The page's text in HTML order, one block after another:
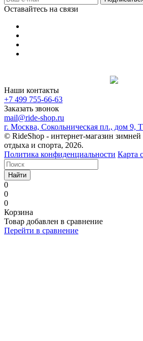
Оставайтесь на связи
Наши контакты
+7 499 755-66-63
Заказать звонок
mail@ride-shop.ru
г. Москва, Сокольническая пл., дом 9,
© RideShop - интернет-магазин
отдыха и спорта, 2026.
Политика конфиденциальности Карта
Найти
0
0
0
Корзина
Товар добавлен в сравнение
Перейти в сравнение